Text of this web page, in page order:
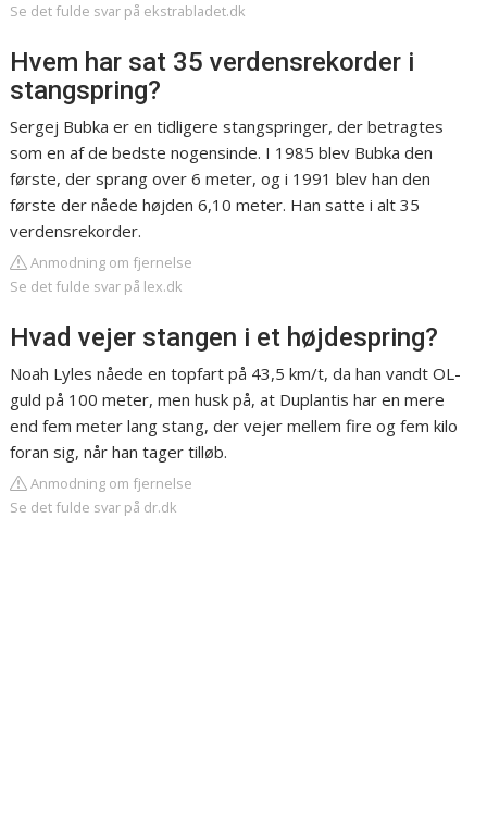
Se det fulde svar på ekstrabladet.dk
Hvem har sat 35 verdensrekorder i
stangspring?
Sergej Bubka er en tidligere stangspringer, der betragtes
som en af de bedste nogensinde. I 1985 blev Bubka den
første, der sprang over 6 meter, og i 1991 blev han den
første der nåede højden 6,10 meter. Han satte i alt 35
verdensrekorder.
Anmodning om fjernelse
Se det fulde svar på lex.dk
Hvad vejer stangen i et højdespring?
Noah Lyles nåede en topfart på 43,5 km/t, da han vandt OL-
guld på 100 meter, men husk på, at Duplantis har en mere
end fem meter lang stang, der vejer mellem fire og fem kilo
foran sig, når han tager tilløb.
Anmodning om fjernelse
Se det fulde svar på dr.dk